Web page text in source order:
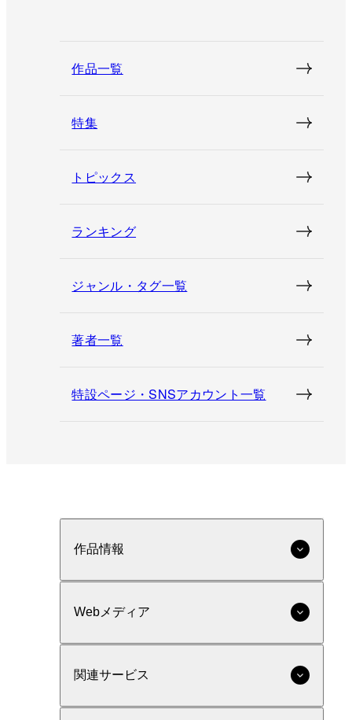
作品一覧
特集
トピックス
ランキング
ジャンル・タグ一覧
著者一覧
特設ページ・SNSアカウント一覧
作品情報
Webメディア
関連サービス